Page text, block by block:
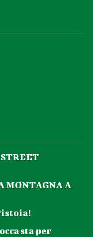
MONTAGNA A
sta per